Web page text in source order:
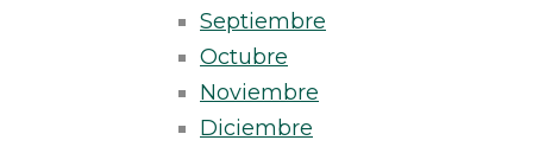
Septiembre
Octubre
Noviembre
Diciembre